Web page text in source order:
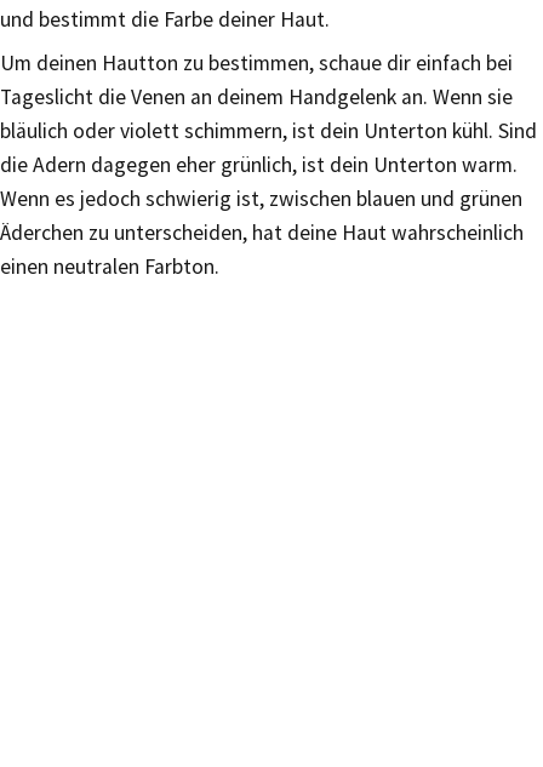
und bestimmt die Farbe deiner Haut.
Um deinen Hautton zu bestimmen, schaue dir einfach bei
Tageslicht die Venen an deinem Handgelenk an. Wenn sie
bläulich oder violett schimmern, ist dein Unterton kühl. Sind
die Adern dagegen eher grünlich, ist dein Unterton warm.
Wenn es jedoch schwierig ist, zwischen blauen und grünen
Äderchen zu unterscheiden, hat deine Haut wahrscheinlich
einen neutralen Farbton.